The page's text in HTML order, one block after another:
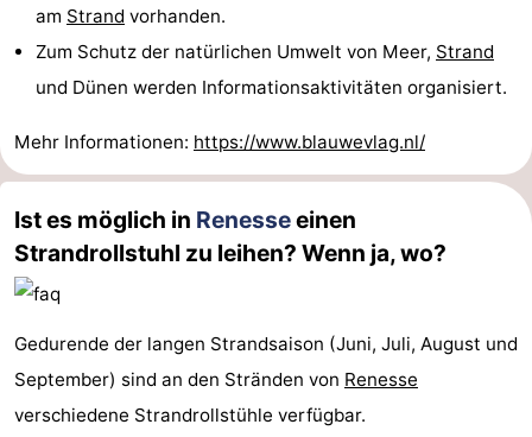
am Strand vorhanden.
Zum Schutz der natürlichen Umwelt von Meer, Strand
und Dünen werden Informationsaktivitäten organisiert.
Mehr Informationen: https://www.blauwevlag.nl/
Ist es möglich in Renesseeinen
Strandrollstuhl zu leihen? Wenn ja, wo?
Gedurende der langen Strandsaison (Juni, Juli, August und
September) sind an den Stränden von Renesse
verschiedene Strandrollstühle verfügbar.